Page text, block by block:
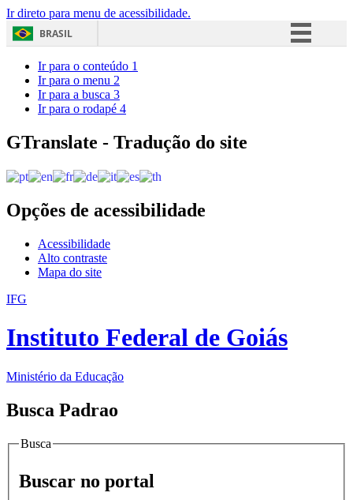
Ir direto para menu de acessibilidade.
BRASIL
Acesso à informação
Ir para o conteúdo 1
Ir para o menu 2
Ir para a busca 3
Ir para o rodapé 4
GTranslate - Tradução do site
Opções de acessibilidade
Acessibilidade
Alto contraste
Mapa do site
IFG
Instituto Federal de Goiás
Ministério da Educação
Busca Padrao
Busca
Buscar no portal